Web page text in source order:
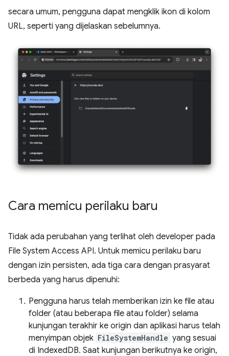
secara umum, pengguna dapat mengklik ikon di kolom
URL, seperti yang dijelaskan sebelumnya.
Cara memicu perilaku baru
Tidak ada perubahan yang terlihat oleh developer pada
File System Access API. Untuk memicu perilaku baru
dengan izin persisten, ada tiga cara dengan prasyarat
berbeda yang harus dipenuhi:
Pengguna harus telah memberikan izin ke file atau
folder (atau beberapa file atau folder) selama
kunjungan terakhir ke origin dan aplikasi harus telah
menyimpan objek FileSystemHandle yang sesuai
di IndexedDB. Saat kunjungan berikutnya ke origin,